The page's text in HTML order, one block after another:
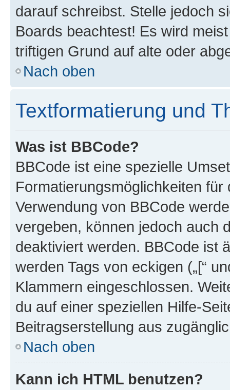
darauf schreibst. Stelle jedoch
Boards beachtest! Es wird
triftigen Grund auf alte oder
Nach oben
Textformatierung und
Was ist BBCode?
BBCode ist eine spezielle
Formatierungsmöglichkeiten
Verwendung von BBCode
vergeben, können jedoch auch
deaktiviert werden. BBCode ist
werden Tags von eckigen („[“
Klammern eingeschlossen.
du auf einer speziellen Hilfe-
Beitragserstellung aus
Nach oben
Kann ich HTML benutzen?